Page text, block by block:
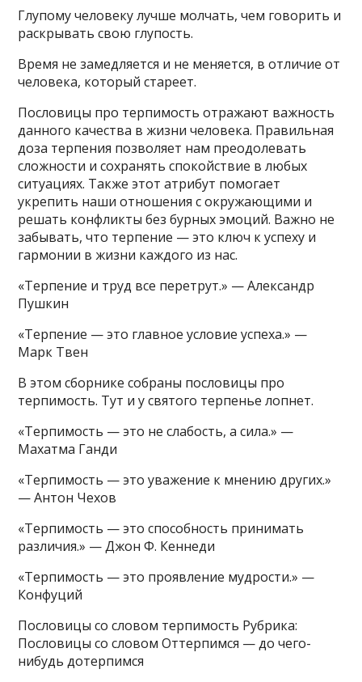
Глупому человеку лучше молчать, чем говорить и
раскрывать свою глупость.
Время не замедляется и не меняется, в отличие от
человека, который стареет.
Пословицы про терпимость отражают важность
данного качества в жизни человека. Правильная
доза терпения позволяет нам преодолевать
сложности и сохранять спокойствие в любых
ситуациях. Также этот атрибут помогает
укрепить наши отношения с окружающими и
решать конфликты без бурных эмоций. Важно не
забывать, что терпение — это ключ к успеху и
гармонии в жизни каждого из нас.
«Терпение и труд все перетрут.» — Александр
Пушкин
«Терпение — это главное условие успеха.» —
Марк Твен
В этом сборнике собраны пословицы про
терпимость. Тут и у святого терпенье лопнет.
«Терпимость — это не слабость, а сила.» —
Махатма Ганди
«Терпимость — это уважение к мнению других.»
— Антон Чехов
«Терпимость — это способность принимать
различия.» — Джон Ф. Кеннеди
«Терпимость — это проявление мудрости.» —
Конфуций
Пословицы со словом терпимость Рубрика:
Пословицы со словом Оттерпимся — до чего-
нибудь дотерпимся